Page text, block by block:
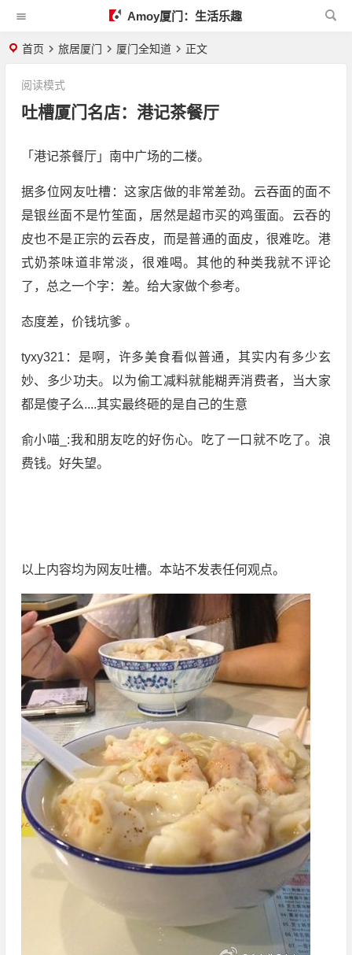
Amoy厦门：生活乐趣
首页 旅居厦门 厦门全知道 正文
吐槽厦门名店：港记茶餐厅
阅读模式
「港记茶餐厅」南中广场的二楼。
据多位网友吐槽：这家店做的非常差劲。云吞面的面不
是银丝面不是竹笙面，居然是超市买的鸡蛋面。云吞的
皮也不是正宗的云吞皮，而是普通的面皮，很难吃。港
式奶茶味道非常淡，很难喝。其他的种类我就不评论
了，总之一个字：差。给大家做个参考。
态度差，价钱坑爹 。
tyxy321：是啊，许多美食看似普通，其实内有多少玄
妙、多少功夫。以为偷工减料就能糊弄消费者，当大家
都是傻子么....其实最终砸的是自己的生意
俞小喵_:我和朋友吃的好伤心。吃了一口就不吃了。浪
费钱。好失望。
以上内容均为网友吐槽。本站不发表任何观点。